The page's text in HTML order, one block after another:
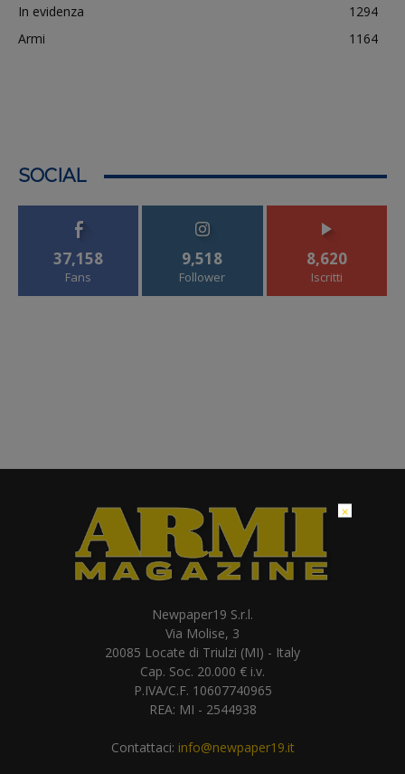
In evidenza
1294
Armi
1164
SOCIAL
37,158
Fans
9,518
Follower
8,620
Iscritti
Newpaper19 S.r.l.
Via Molise, 3
20085 Locate di Triulzi (MI) - Italy
Cap. Soc. 20.000 € i.v.
P.IVA/C.F. 10607740965
REA: MI - 2544938
Contattaci: info@newpaper19.it
×